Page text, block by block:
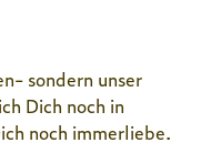
sondern unser
Dich noch in
noch immerliebe.